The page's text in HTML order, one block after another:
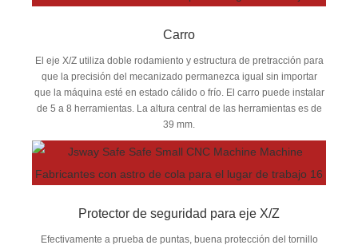
Carro
El eje X/Z utiliza doble rodamiento y estructura de pretracción para
que la precisión del mecanizado permanezca igual sin importar
que la máquina esté en estado cálido o frío. El carro puede instalar
de 5 a 8 herramientas. La altura central de las herramientas es de
39 mm.
Protector de seguridad para eje X/Z
Efectivamente a prueba de puntas, buena protección del tornillo